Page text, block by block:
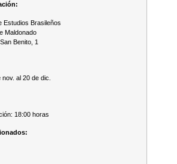
Estudios Brasileños
Maldonado
Benito, 1
nov. al 20 de dic.
18:00 horas